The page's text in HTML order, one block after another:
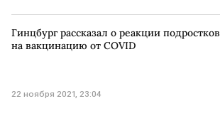
УКРАИНА ВЕНГРИЯ
Гинцбург рассказал о реакции подростков
на вакцинацию от COVID
22 ноября 2021, 23:04